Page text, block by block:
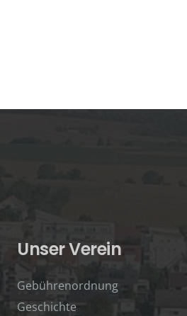
Unser Verein
Gebührenordnung
Geschichte